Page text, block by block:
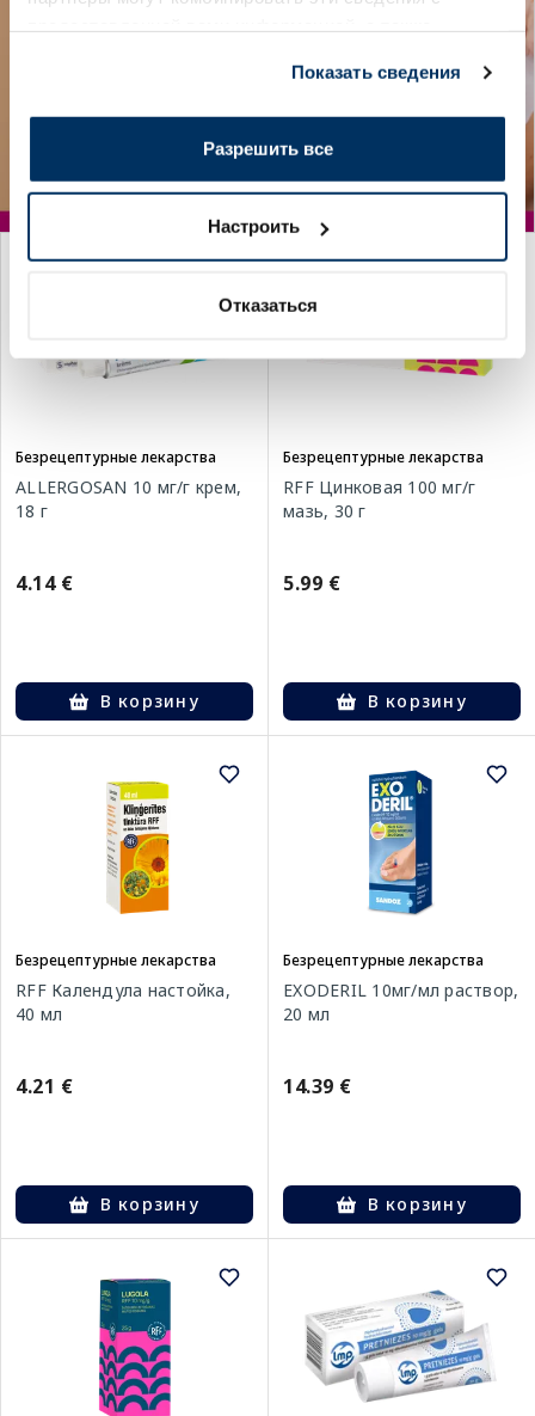
Показать сведения
Разрешить все
Настроить
Отказаться
Безрецептурные лекарства
ALLERGOSAN 10 мг/г крем,
18 г
4.14 €
В корзину
Безрецептурные лекарства
RFF Цинковая 100 мг/г
мазь, 30 г
5.99 €
В корзину
Безрецептурные лекарства
RFF Календула настойка,
40 мл
4.21 €
В корзину
Безрецептурные лекарства
EXODERIL 10мг/мл раствор,
20 мл
14.39 €
В корзину